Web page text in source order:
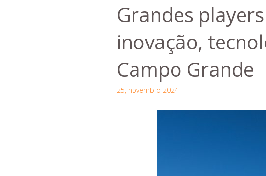
Grandes
inovação,
Campo Grande
25, novembro 2024